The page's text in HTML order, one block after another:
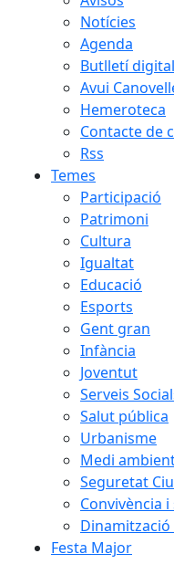
Notícies
Agenda
Butlletí digital
Avui
Hemeroteca
Contacte de
Rss
Temes
Participació
Patrimoni
Cultura
Igualtat
Educació
Esports
Gent gran
Infància
Joventut
Serveis
Salut pública
Urbanisme
Medi
Seguretat
Convivència
Dinamització
Festa Major